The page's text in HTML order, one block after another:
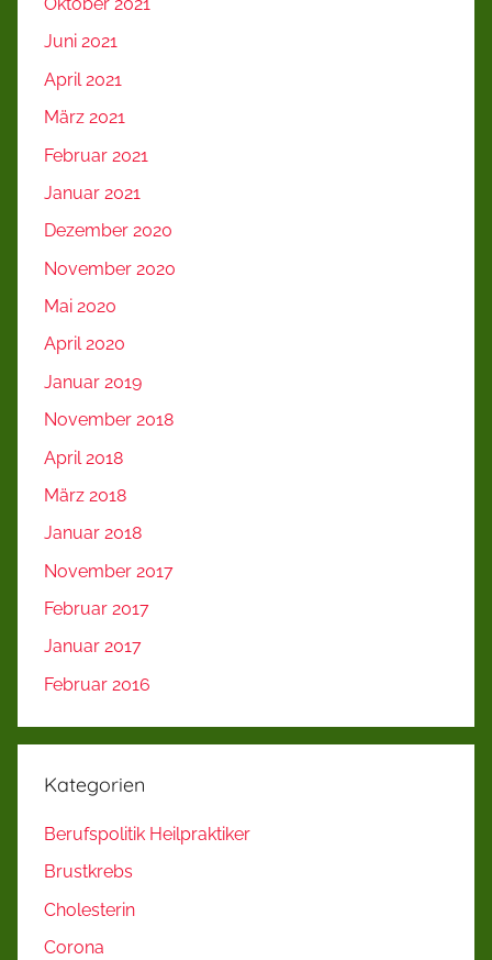
Juni 2021
April 2021
März 2021
Februar 2021
Januar 2021
Dezember 2020
November 2020
Mai 2020
April 2020
Januar 2019
November 2018
April 2018
März 2018
Januar 2018
November 2017
Februar 2017
Januar 2017
Februar 2016
Kategorien
Berufspolitik Heilpraktiker
Brustkrebs
Cholesterin
Corona